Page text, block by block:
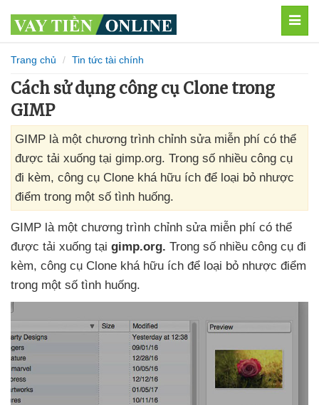
Trang chủ Tin tức tài chính
Cách sử dụng công cụ Clone trong
GIMP
GIMP là một chương trình chỉnh sửa miễn phí có thể
được tải xuống tại gimp.org. Trong số nhiều công cụ
đi kèm, công cụ Clone khá hữu ích để loại bỏ nhược
điểm trong một số tình huống.
GIMP là một chương trình chỉnh sửa miễn phí có thể
được tải xuống tại gimp.org. Trong số nhiều công cụ đi
kèm, công cụ Clone khá hữu ích để loại bỏ nhược điểm
trong một số tình huống.